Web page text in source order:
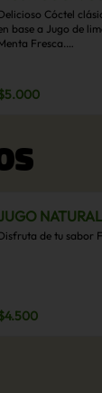
Cóctel
base a Jugo de
Fresca.
NATURAL
de tu sabor